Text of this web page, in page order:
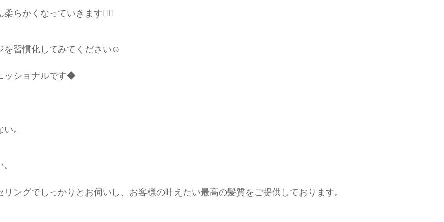
らかくなっていきます🙋‍♀️
を習慣化してみてください☺️
ッショナルです◆
。
ングでしっかりとお伺いし、お客様の叶えたい最高の髪質をご提供しております。